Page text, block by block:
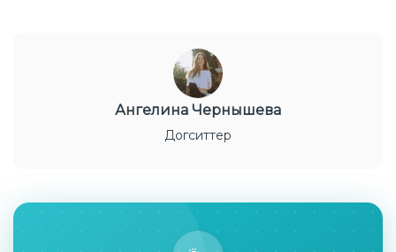
Ангелина Чернышева
Догситтер